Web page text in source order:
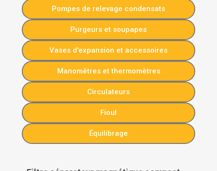
Pompes de relevage condensats
Purgeurs et soupapes
Vases d'expansion et accessoires
Manomètres et thermomètres
Circulateurs
Fioul
Équilibrage